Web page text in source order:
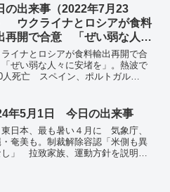
園祭で「山鉾巡行」 前祭の23
夏の古都を進む。京都・保津川下
再開 3月の船頭2人死亡事故以来。
物理五輪で2人金メダル 兵庫と香川
校生。「人災」との指摘も…大雨で
が死亡、9人が行方不明 韓国で中南
に被害が拡大。米東部で洪水、5人
輸出停止。
の出来事（2022年7月23
ウクライナとロシアが食料
再開で合意 「ぜい弱な人々
堵を」
ライナとロシアが食料輸出再開で合
ぜい弱な人々に安堵を」。熱波で
人死亡 スペイン、ポルトガル
全国の新型コロナ感染、初の20万
4日連続で最多更新。
年5月1日 今日の出来事
日本、最も暑い４月に 気象庁、
奄美も。制裁解除容認「米側も異
し」 拉致家族、運動方針を説明。